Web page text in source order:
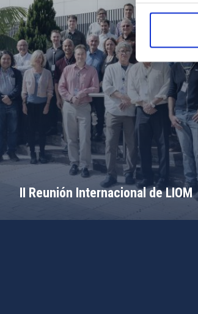
II Reunión Internacional de LIOM